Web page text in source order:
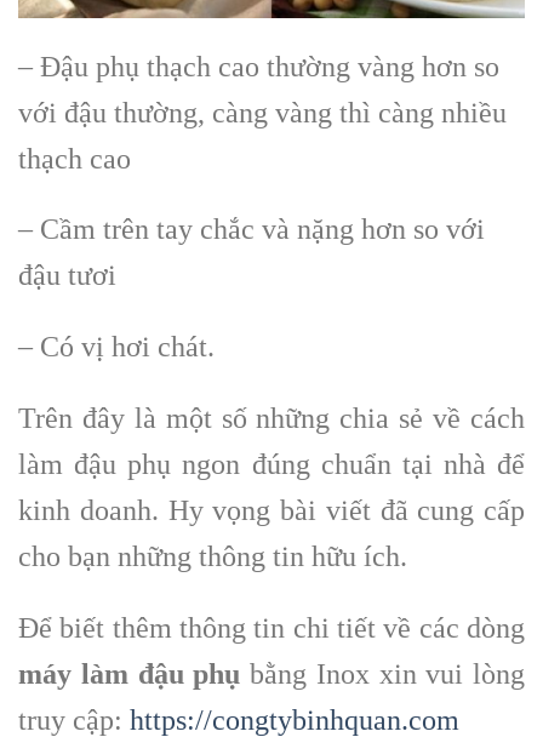
– Đậu phụ thạch cao thường vàng hơn so
với đậu thường, càng vàng thì càng nhiều
thạch cao
– Cầm trên tay chắc và nặng hơn so với
đậu tươi
– Có vị hơi chát.
Trên đây là một số những chia sẻ về cách
làm đậu phụ ngon đúng chuẩn tại nhà để
kinh doanh. Hy vọng bài viết đã cung cấp
cho bạn những thông tin hữu ích.
Để biết thêm thông tin chi tiết về các dòng
máy làm đậu phụ bằng Inox xin vui lòng
truy cập: https://congtybinhquan.com